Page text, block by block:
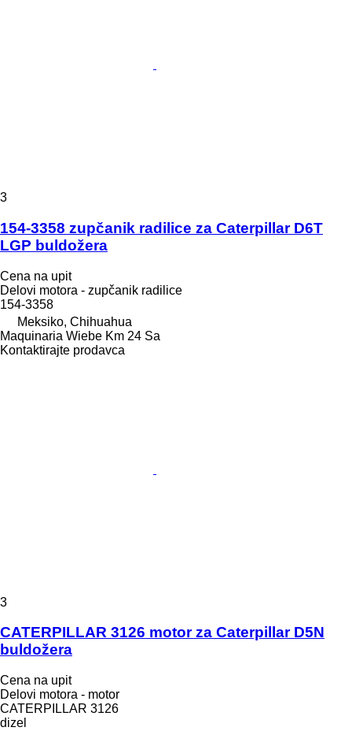
3
154-3358 zupčanik radilice za Caterpillar D6T
LGP buldožera
Cena na upit
Delovi motora - zupčanik radilice
154-3358
Meksiko, Chihuahua
Maquinaria Wiebe Km 24 Sa
Kontaktirajte prodavca
3
CATERPILLAR 3126 motor za Caterpillar D5N
buldožera
Cena na upit
Delovi motora - motor
CATERPILLAR 3126
dizel